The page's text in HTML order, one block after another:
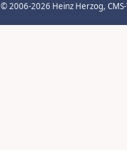
© 2006-2026 Heinz Herzog,